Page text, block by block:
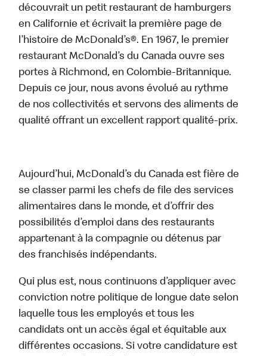
découvrait un petit restaurant de hamburgers
en Californie et écrivait la première page de
l’histoire de McDonald’s®. En 1967, le premier
restaurant McDonald’s du Canada ouvre ses
portes à Richmond, en Colombie-Britannique.
Depuis ce jour, nous avons évolué au rythme
de nos collectivités et servons des aliments de
qualité offrant un excellent rapport qualité-prix.
Aujourd’hui, McDonald’s du Canada est fière de
se classer parmi les chefs de file des services
alimentaires dans le monde, et d’offrir des
possibilités d’emploi dans des restaurants
appartenant à la compagnie ou détenus par
des franchisés indépendants.
Qui plus est, nous continuons d’appliquer avec
conviction notre politique de longue date selon
laquelle tous les employés et tous les
candidats ont un accès égal et équitable aux
différentes occasions. Si votre candidature est